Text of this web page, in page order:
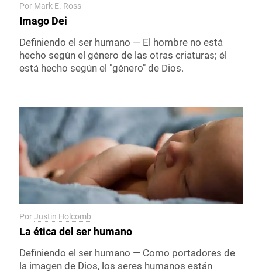
Por Mark E. Ross
Imago Dei
Definiendo el ser humano — El hombre no está
hecho según el género de las otras criaturas; él
está hecho según el "género" de Dios.
PorJustin Holcomb
La ética del ser humano
Definiendo el ser humano — Como portadores de
la imagen de Dios, los seres humanos están